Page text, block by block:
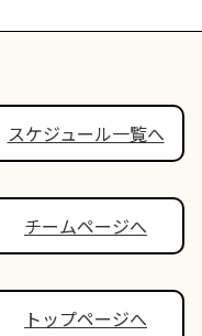
スケジュール一覧へ
チームページへ
トップページへ